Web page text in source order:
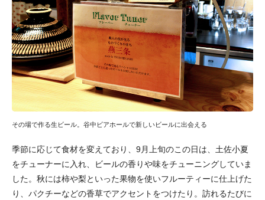
その場で作る生ビール。谷中ビアホールで新しいビールに出会える
季節に応じて食材を変えており、9月上旬のこの日は、土佐小夏
をチューナーに入れ、ビールの香りや味をチューニングしていま
した。秋には柿や梨といった果物を使いフルーティーに仕上げた
り、パクチーなどの香草でアクセントをつけたり。訪れるたびに